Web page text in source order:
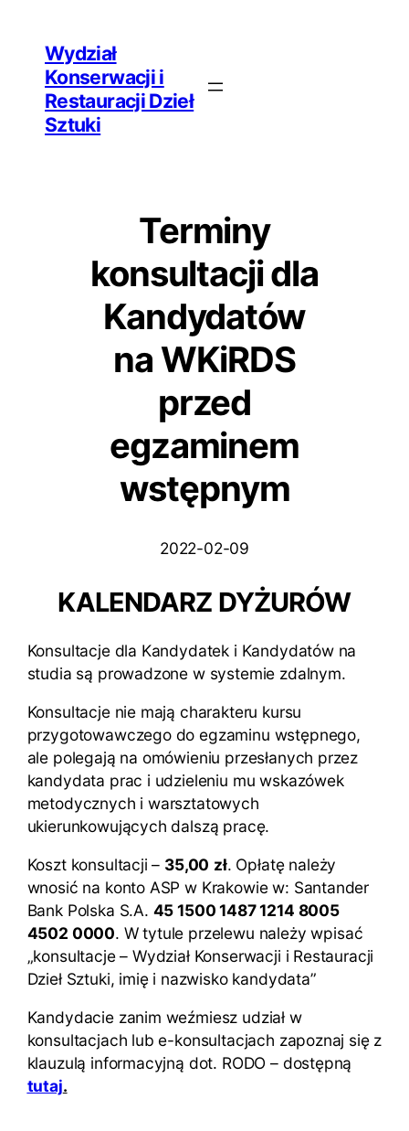
Wydział
Konserwacji i
Restauracji Dzieł
Sztuki
Terminy
konsultacji dla
Kandydatów
na WKiRDS
przed
egzaminem
wstępnym
2022-02-09
KALENDARZ DYŻURÓW
Konsultacje dla Kandydatek i Kandydatów na
studia są prowadzone w systemie zdalnym.
Konsultacje nie mają charakteru kursu
przygotowawczego do egzaminu wstępnego,
ale polegają na omówieniu przesłanych przez
kandydata prac i udzieleniu mu wskazówek
metodycznych i warsztatowych
ukierunkowujących dalszą pracę.
Koszt konsultacji – 35,00 zł. Opłatę należy
wnosić na konto ASP w Krakowie w: Santander
Bank Polska S.A. 45 1500 1487 1214 8005
4502 0000. W tytule przelewu należy wpisać
„konsultacje – Wydział Konserwacji i Restauracji
Dzieł Sztuki, imię i nazwisko kandydata”
Kandydacie zanim weźmiesz udział w
konsultacjach lub e-konsultacjach zapoznaj się z
klauzulą informacyjną dot. RODO – dostępną
tutaj.